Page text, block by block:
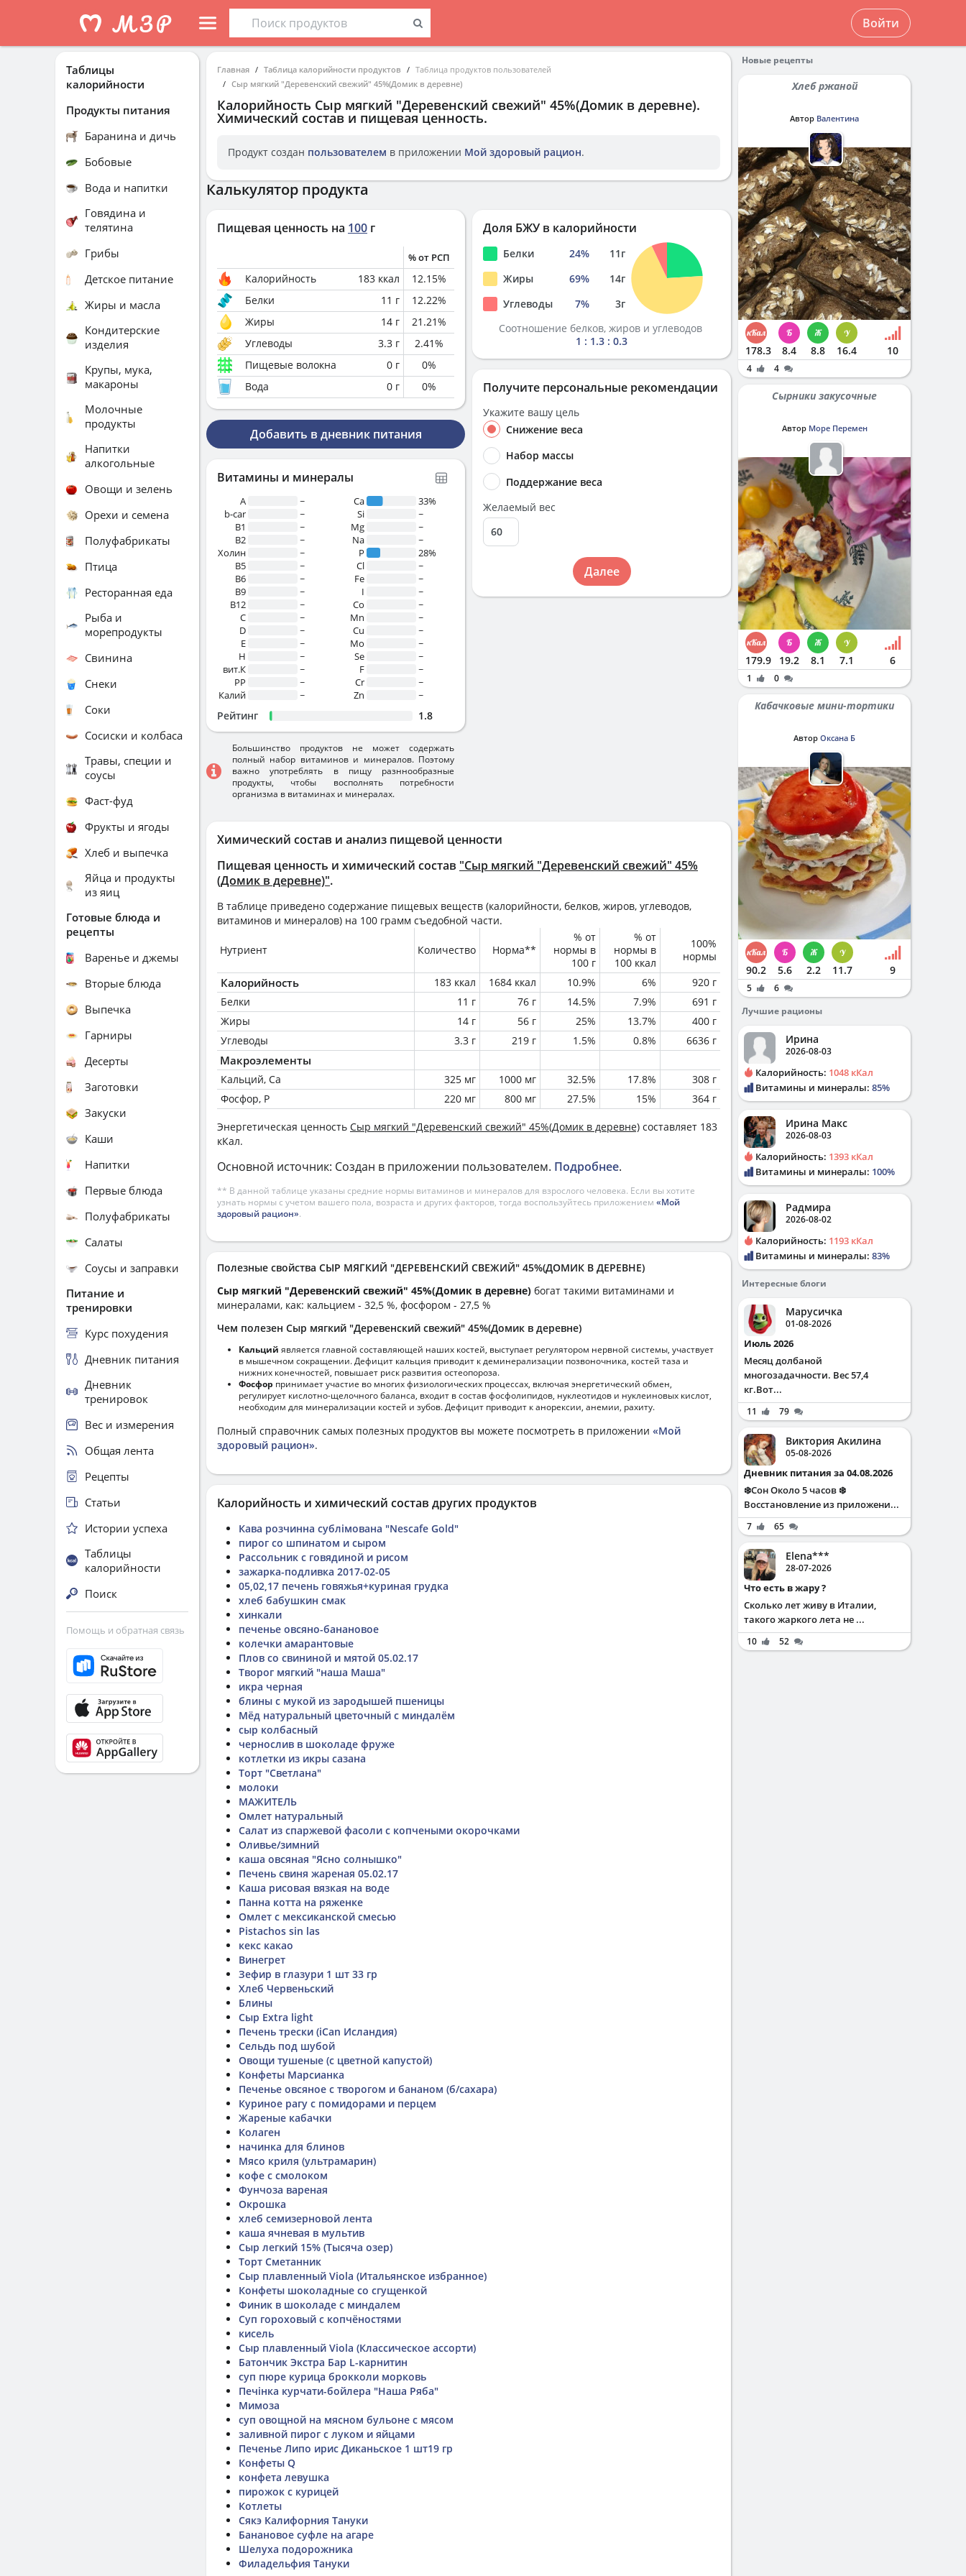
Войти
Главная Таблица калорийности продуктов
Таблица продуктов пользователей
Сыр мягкий "Деревенский свежий" 45%(Домик в деревне)
Калорийность Сыр мягкий "Деревенский свежий" 45%(Домик в деревне).
Химический состав и пищевая ценность.
Продукт создан пользователем в приложении Мой здоровый рацион.
Химический состав и анализ пищевой ценности
Пищевая ценность и химический состав "Сыр мягкий "Деревенский свежий" 45%
(Домик в деревне)".
В таблице приведено содержание пищевых веществ (калорийности, белков, жиров, углеводов,
витаминов и минералов) на 100 грамм съедобной части.
Нутриент Количество Норма**
% от
нормы в
100 г
% от
нормы в
100 ккал
100%
нормы
Калорийность 183 ккал 1684 ккал 10.9% 6%
920 г
Белки
11 г 76 г 14.5% 7.9%
691 г
Жиры
14 г 56 г 25% 13.7%
400 г
Углеводы
3.3 г 219 г 1.5% 0.8% 6636 г
Макроэлементы
Кальций, Ca 325 мг 1000 мг 32.5% 17.8%
308 г
Фосфор, P
220 мг 800 мг 27.5% 15% 364 г
Энергетическая ценность Сыр мягкий "Деревенский свежий" 45%(Домик в деревне) составляет 183
кКал.
Основной источник: Создан в приложении пользователем. Подробнее.
** В данной таблице указаны средние нормы витаминов и минералов для взрослого человека. Если вы хотите
узнать нормы с учетом вашего пола, возраста и других факторов, тогда воспользуйтесь приложением «Мой
здоровый рацион».
Калькулятор продукта
Пищевая ценность на 100 г
% от РСП
Калорийность 183 ккал 12.15%
Белки
11 г 12.22%
Жиры
14 г 21.21%
Углеводы
3.3 г 2.41%
Пищевые волокна
0 г 0%
Вода
0 г 0%
Добавить в дневник питания
Витамины и минералы
A
~
b-car
~
В1
~
B2
~
Холин
~
B5
~
B6
~
B9
~
B12
~
C
~
D
~
E
~
H
~
вит.К
~
PP
~
Калий
~
Ca
33%
Si
~
Mg
~
Na
~
P
28%
Cl
~
Fe
~
I
~
Co
~
Mn
~
Cu
~
Mo
~
Se
~
F
~
Cr
~
Zn
~
Рейтинг 1.8
Большинство продуктов не может содержать
полный набор витаминов и минералов. Поэтому
важно употреблять в пищу разннообразные
продукты, чтобы восполнять потребности
организма в витаминах и минералах.
Доля БЖУ в калорийности
Белки 24% 11г
Жиры
69% 14г
Углеводы
7% 3г
Соотношение белков, жиров и углеводов
1 : 1.3 : 0.3
Получите персональные рекомендации
Укажите вашу цель
Снижение веса
Набор массы
Поддержание веса
Желаемый вес
Далее
Полезные свойства СЫР МЯГКИЙ "ДЕРЕВЕНСКИЙ СВЕЖИЙ" 45%(ДОМИК В ДЕРЕВНЕ)
Сыр мягкий "Деревенский свежий" 45%(Домик в деревне) богат такими витаминами и
минералами, как: кальцием - 32,5 %, фосфором - 27,5 %
Чем полезен Сыр мягкий "Деревенский свежий" 45%(Домик в деревне)
Кальций является главной составляющей наших костей, выступает регулятором нервной системы, участвует
в мышечном сокращении. Дефицит кальция приводит к деминерализации позвоночника, костей таза и
нижних конечностей, повышает риск развития остеопороза.
Фосфор принимает участие во многих физиологических процессах, включая энергетический обмен,
регулирует кислотно-щелочного баланса, входит в состав фосфолипидов, нуклеотидов и нуклеиновых кислот,
необходим для минерализации костей и зубов. Дефицит приводит к анорексии, анемии, рахиту.
Полный справочник самых полезных продуктов вы можете посмотреть в приложении «Мой
здоровый рацион».
Калорийность и химический состав других продуктов
Кава розчинна сублімована "Nescafe Gold"
пирог со шпинатом и сыром
Рассольник с говядиной и рисом
зажарка-подливка 2017-02-05
05,02,17 печень говяжья+куриная грудка
хлеб бабушкин смак
хинкали
печенье овсяно-банановое
колечки амарантовые
Плов со свининой и мятой 05.02.17
Творог мягкий "наша Маша"
икра черная
блины с мукой из зародышей пшеницы
Мёд натуральный цветочный с миндалём
сыр колбасный
чернослив в шоколаде фруже
котлетки из икры сазана
Торт "Светлана"
молоки
МАЖИТЕЛЬ
Омлет натуральный
Салат из спаржевой фасоли с копчеными окорочками
Оливье/зимний
каша овсяная "Ясно солнышко"
Печень свиня жареная 05.02.17
Каша рисовая вязкая на воде
Панна котта на ряженке
Омлет с мексиканской смесью
Pistachos sin las
кекс какао
Винегрет
Зефир в глазури 1 шт 33 гр
Хлеб Червеньский
Блины
Сыр Extra light
Печень трески (iCan Исландия)
Сельдь под шубой
Овощи тушеные (с цветной капустой)
Конфеты Марсианка
Печенье овсяное с творогом и бананом (б/сахара)
Куриное рагу с помидорами и перцем
Жареные кабачки
Колаген
начинка для блинов
Мясо криля (ультрамарин)
кофе с смолоком
Фунчоза вареная
Окрошка
хлеб семизерновой лента
каша ячневая в мультив
Сыр легкий 15% (Тысяча озер)
Торт Сметанник
Сыр плавленный Viola (Итальянское избранное)
Конфеты шоколадные со сгущенкой
Финик в шоколаде с миндалем
Суп гороховый с копчёностями
кисель
Сыр плавленный Viola (Классическое ассорти)
Батончик Экстра Бар L-карнитин
суп пюре курица брокколи морковь
Печінка курчати-бойлера "Наша Ряба"
Мимоза
суп овощной на мясном бульоне с мясом
заливной пирог с луком и яйцами
Печенье Липо ирис Диканьское 1 шт19 гр
Конфеты Q
конфета левушка
пирожок с курицей
Котлеты
Сякэ Калифорния Тануки
Банановое суфле на агаре
Шелуха подорожника
Филадельфия Тануки
Таблицы
калорийности
Продукты питания
Баранина и дичь
Бобовые
Вода и напитки
Говядина и
телятина
Грибы
Детское питание
Жиры и масла
Кондитерские
изделия
Крупы, мука,
макароны
Молочные
продукты
Напитки
алкогольные
Овощи и зелень
Орехи и семена
Полуфабрикаты
Птица
Ресторанная еда
Рыба и
морепродукты
Свинина
Снеки
Соки
Сосиски и колбаса
Травы, специи и
соусы
Фаст-фуд
Фрукты и ягоды
Хлеб и выпечка
Яйца и продукты
из яиц
Готовые блюда и
рецепты
Варенье и джемы
Вторые блюда
Выпечка
Гарниры
Десерты
Заготовки
Закуски
Каши
Напитки
Первые блюда
Полуфабрикаты
Салаты
Соусы и заправки
Питание и
тренировки
Курс похудения
Дневник питания
Дневник
тренировок
Вес и измерения
Общая лента
Рецепты
Статьи
Истории успеха
Таблицы
калорийности
Поиск
Помощь и обратная связь
Новые рецепты
Хлеб ржаной
Автор Валентина
178.3 8.4 8.8 16.4 10
4 4
Сырники закусочные
Автор Море Перемен
179.9 19.2 8.1 7.1 6
1 0
Кабачковые мини-тортики
Автор Оксана Б
90.2 5.6 2.2 11.7 9
5
6
Лучшие рационы
Ирина
2026-08-03
Калорийность: 1048 кКал
Витамины и минералы: 85%
Ирина Макс
2026-08-03
Калорийность: 1393 кКал
Витамины и минералы: 100%
Радмира
2026-08-02
Калорийность: 1193 кКал
Витамины и минералы: 83%
Интересные блоги
Марусичка
01-08-2026
Июль 2026
Месяц долбаной
многозадачности. Вес 57,4
кг.Вот...
11 79
Виктория Акилина
05-08-2026
Дневник питания за 04.08.2026
❄️Сон Около 5 часов ❄️
Восстановление из приложени...
7 65
Elena***
28-07-2026
Что есть в жару ?
Сколько лет живу в Италии,
такого жаркого лета не ...
10 52